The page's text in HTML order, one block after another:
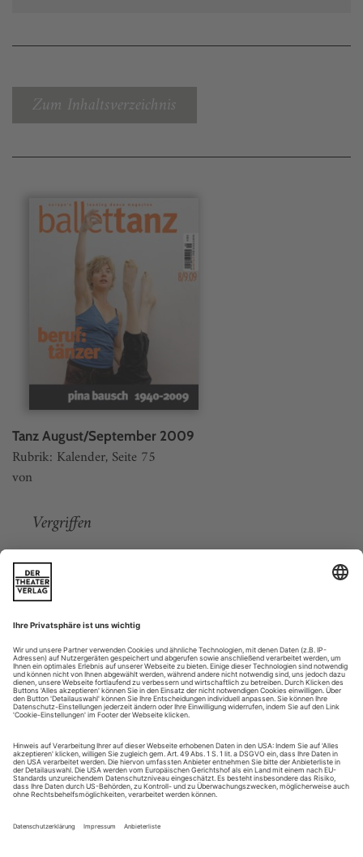
Zum Inhaltsverzeichnis
Tanz August/September 2009
Rubrik: Kalender, Seite 75
von
Vergriffen
Weitere Beiträge
No step without movement
Tänzer. Ein Metier für Körper, Geist und alle Sinne. Kunst
und Handwerk. Unerklärliche Berufung und harte
körperliche Arbeit. Wer den «Beruf: Tänzer» ergreift, ist in
jedem Fall: ein Überzeugungstäter. Nach einer langen,
fordernden, hochspezialisierten Ausbildung muss man den
Sprung auf die Bühne erst noch schaffen. Einmal dort, ist mit
geregelten Arbeitszeiten so...
Die Schotten